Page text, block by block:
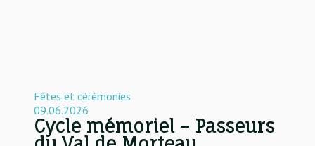
Fêtes et cérémonies
09.06.2026
Cycle mémoriel – Passeurs